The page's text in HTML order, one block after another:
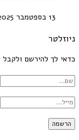
13 בספטמבר 2025
ניוזלטר
כדאי לך להירשם ולקבל